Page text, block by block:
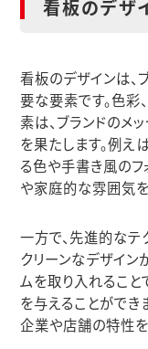
看板のデザ
看板のデザインは、
要な要素です。色彩
素は、ブランドのメ
を果たします。例え
る色や手書き風のフ
や家庭的な雰囲気を
一方で、先進的なテ
クリーンなデザイン
ムを取り入れること
を与えることができ
企業や店舗の特性